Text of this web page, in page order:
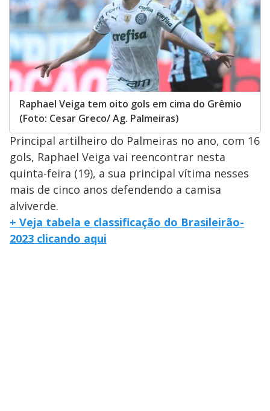
Raphael Veiga tem oito gols em cima do Grêmio
(Foto: Cesar Greco/ Ag. Palmeiras)
Principal artilheiro do Palmeiras no ano, com 16
gols, Raphael Veiga vai reencontrar nesta
quinta-feira (19), a sua principal vítima nesses
mais de cinco anos defendendo a camisa
alviverde.
+ Veja tabela e classificação do Brasileirão-
2023 clicando aqui